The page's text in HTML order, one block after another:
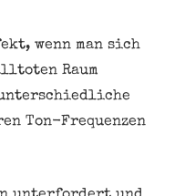
wenn man sich
Raum
Ton-Frequenzen